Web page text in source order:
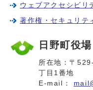
ウェブアクセシビリ
著作権・セキュリテ
日野町役場
所在地：〒
丁目1番地
E-mail：